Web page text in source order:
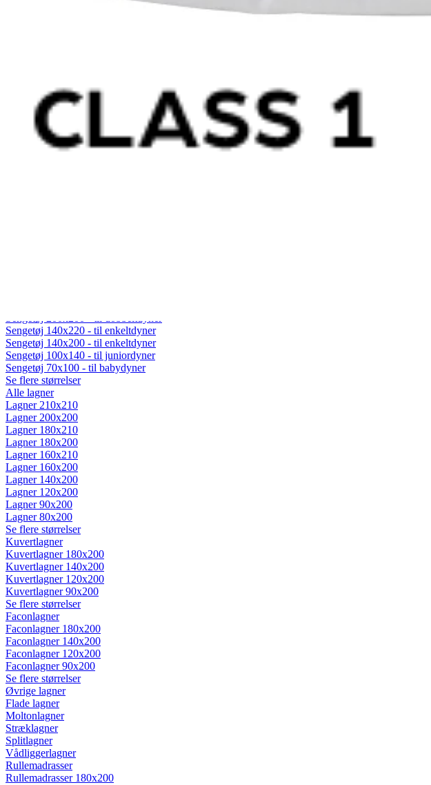
Juniordyner - 100x140
Babydyner - 70x100
Se flere størrelser
Dyne fyldtyper
Allergivenlige dyner
Dundyner
Sengetøj 140x220 - til enkeltdyner
Sengetøj 140x200 - til enkeltdyner
Sengetøj 100x140 - til juniordyner
Sengetøj 70x100 - til babydyner
Se flere størrelser
Alle lagner
Lagner 210x210
Lagner 200x200
Lagner 180x210
Lagner 180x200
Lagner 160x210
Lagner 160x200
Lagner 140x200
Lagner 120x200
Lagner 90x200
Lagner 80x200
Se flere størrelser
Kuvertlagner
Kuvertlagner 180x200
Kuvertlagner 140x200
Kuvertlagner 120x200
Kuvertlagner 90x200
Se flere størrelser
Faconlagner
Faconlagner 180x200
Faconlagner 140x200
Faconlagner 120x200
Faconlagner 90x200
Se flere størrelser
Øvrige lagner
Flade lagner
Moltonlagner
Stræklagner
Splitlagner
Vådliggerlagner
Rullemadrasser
Rullemadrasser 180x200